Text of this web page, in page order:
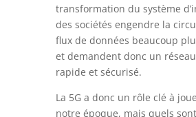
transformation du système
des sociétés engendre la
flux de données beaucoup
et demandent donc un
rapide et sécurisé.
La 5G a donc un rôle clé à
notre époque, mais quels